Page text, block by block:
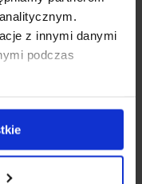
z innymi danymi
podczas